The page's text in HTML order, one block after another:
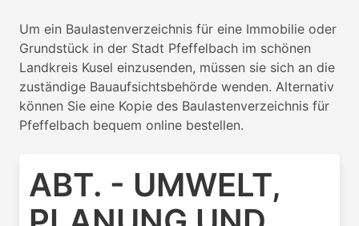
Um ein Baulastenverzeichnis für eine Immobilie oder
Grundstück in der Stadt Pfeffelbach im schönen
Landkreis Kusel einzusenden, müssen sie sich an die
zuständige Bauaufsichtsbehörde wenden. Alternativ
können Sie eine Kopie des Baulastenverzeichnis für
Pfeffelbach bequem online bestellen.
ABT. - UMWELT,